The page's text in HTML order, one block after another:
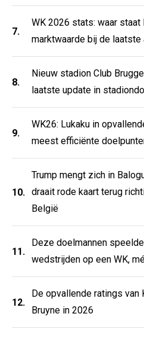
7.
WK 2026 stats: waar staat
marktwaarde bij de laatste
8.
Nieuw stadion Club
laatste update in
9.
WK26: Lukaku in
meest efficiënte
10.
Trump mengt zich in
draait rode kaart terug
België
11.
Deze doelmannen
wedstrijden op een WK,
12.
De opvallende ratings van
Bruyne in 2026